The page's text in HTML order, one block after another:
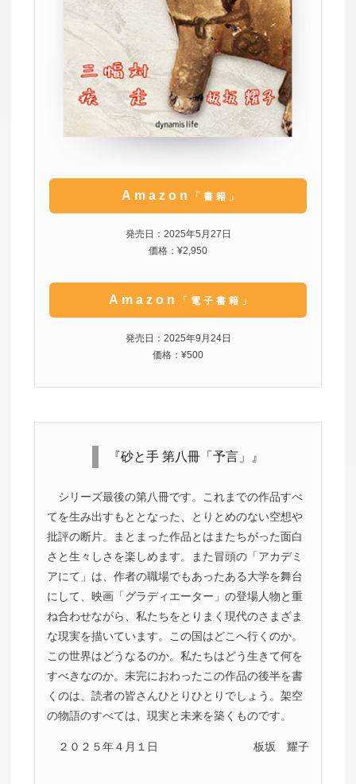
Amazon 「書籍」
発売日：2025年5月27日
価格：¥2,950
Amazon 「電子書籍」
発売日：2025年9月24日
価格：¥500
『砂と手 第八冊「予言」』
シリーズ最後の第八冊です。これまでの作品すべ
てを生み出すもととなった、とりとめのない空想や
批評の断片。まとまった作品とはまたちがった面白
さと生々しさを楽しめます。また冒頭の「アカデミ
アにて」は、作者の職場でもあったある大学を舞台
にして、映画「グラディエーター」の登場人物と重
ね合わせながら、私たちをとりまく現代のさまざま
な現実を描いています。この国はどこへ行くのか。
この世界はどうなるのか。私たちはどう生きて何を
すべきなのか。未完におわったこの作品の後半を書
くのは、読者の皆さんひとりひとりでしょう。架空
の物語のすべては、現実と未来を築くものです。
２０２５年４月１日 板坂 耀子